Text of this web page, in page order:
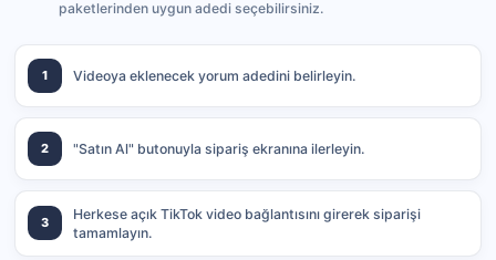
paketlerinden uygun adedi seçebilirsiniz.
1 Videoya eklenecek yorum adedini belirleyin.
2 "Satın Al" butonuyla sipariş ekranına ilerleyin.
3
Herkese açık TikTok video bağlantısını girerek siparişi
tamamlayın.